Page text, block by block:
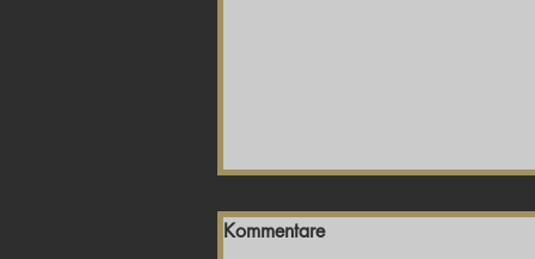
Kommentare